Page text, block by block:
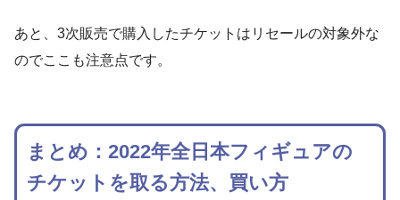
あと、3次販売で購入したチケットはリセールの対象外な
のでここも注意点です。
まとめ：2022年全日本フィギュアの
チケットを取る方法、買い方